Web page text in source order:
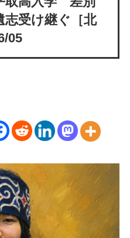
志受け継ぐ［北
05